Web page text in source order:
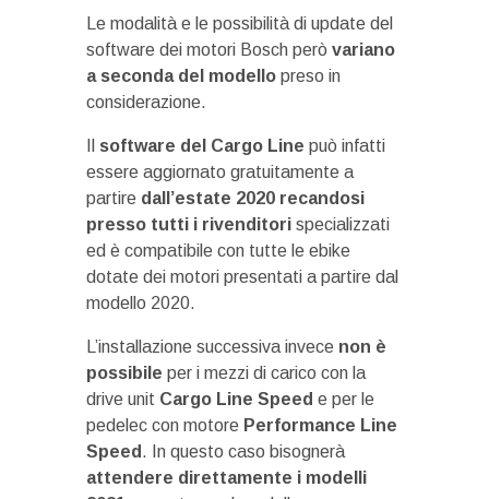
Le modalità e le possibilità di update del
software dei motori Bosch però variano
a seconda del modello preso in
considerazione.
software del Cargo Line può infatti
essere aggiornato gratuitamente a
partire dall’estate 2020 recandosi
presso tutti i rivenditori specializzati
ed è compatibile con tutte le ebike
dotate dei motori presentati a partire dal
modello 2020.
L’installazione successiva invece non è
possibile per i mezzi di carico con la
drive unit Cargo Line Speed e per le
pedelec con motore Performance Line
Speed . In questo caso bisognerà
attendere direttamente i modelli